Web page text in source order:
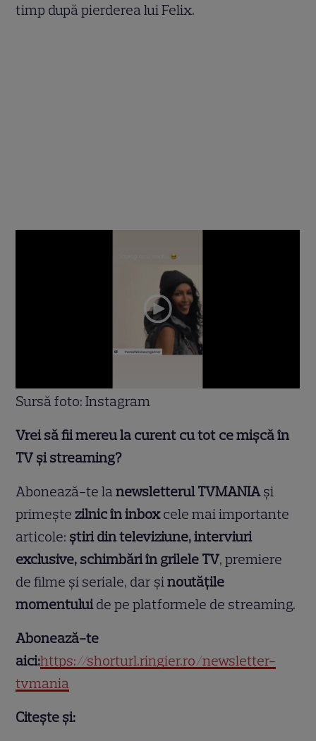
timp după pierderea lui Felix.
Sursă foto: Instagram
Vrei să fii mereu la curent cu tot ce mișcă în
TV și streaming?
Abonează-te lanewsletterul TVMANIAși
primește zilnic în inboxcele mai importante
articole: știri din televiziune, interviuri
exclusive, schimbări în grilele TV, premiere
de filme și seriale, dar șinoutățile
momentuluide pe platformele de streaming.
Abonează-te
aici:https://shorturl.ringier.ro/newsletter-
tvmania
Citește și: